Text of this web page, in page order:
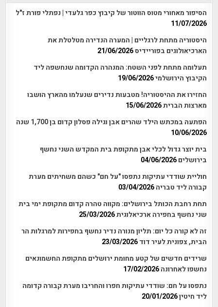
הסיפור מאחורי מטוס הווטור של קיבוץ כפר גלעדי | נפתלי פורת ז"ל
11/07/2026
היסטוריה מתחת לרגליים | המערה הנדירה מטלטלת את
הארכיאולוגים בפוריידיס21/06/2026
תעלומה מתחת לפני השטח: המנהרה הקדומה שנחשפה ליד
הקיבוץ הירושלמי19/06/2026
החזירו את ההיסטוריה! מטבעות נדירים שנעלמו מהארץ הושבו
מארצות הברית15/06/2026
הפתעה במכתש הילד שהרים אבן וגילה פסלון קדום בן 1,700 שנה
10/06/2026
בית יוצר גדול לכלי אבן מתקופת בית המקדש השני נחשף
בירושלים 04/06/2026
חוליית שודדי עתיקות נתפסו "על חם" כשהם משחיתים מערת
קבורה ליד טבריה 03/04/2026
תחת רחבת הכותל בירושלים: מקווה טהרה קדום מתקופת ימי בית
שני נחשף בחפירה ארכיאלוגית25/03/2026
זה לא קורה כל יום: תליון מנורה נדיר נחשף בחפירות למרגלות הר
הבית, צפונית לעיר דוד 23/03/2026
שרידים חדשים של קטע מחומת ירושלים מתקופת החשמונאים
נחשפו לאחרונה 17/02/2026
נתפסו על חם: שודדי עתיקות חפרו והחריבו מערת קבורה קדומה
ליד חיטין20/01/2026